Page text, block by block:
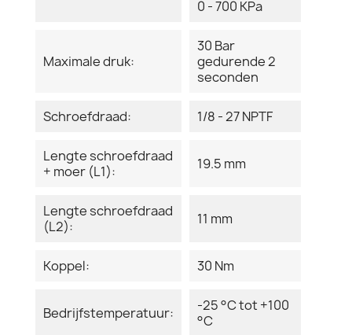
0 - 700 KPa
Maximale druk:
30 Bar
gedurende 2
seconden
Schroefdraad: 1/8 - 27 NPTF
Lengte schroefdraad
+ moer (L1):
19.5 mm
Lengte schroefdraad
(L2):
11 mm
Koppel: 30 Nm
Bedrijfstemperatuur:
-25 °C tot +100
°C